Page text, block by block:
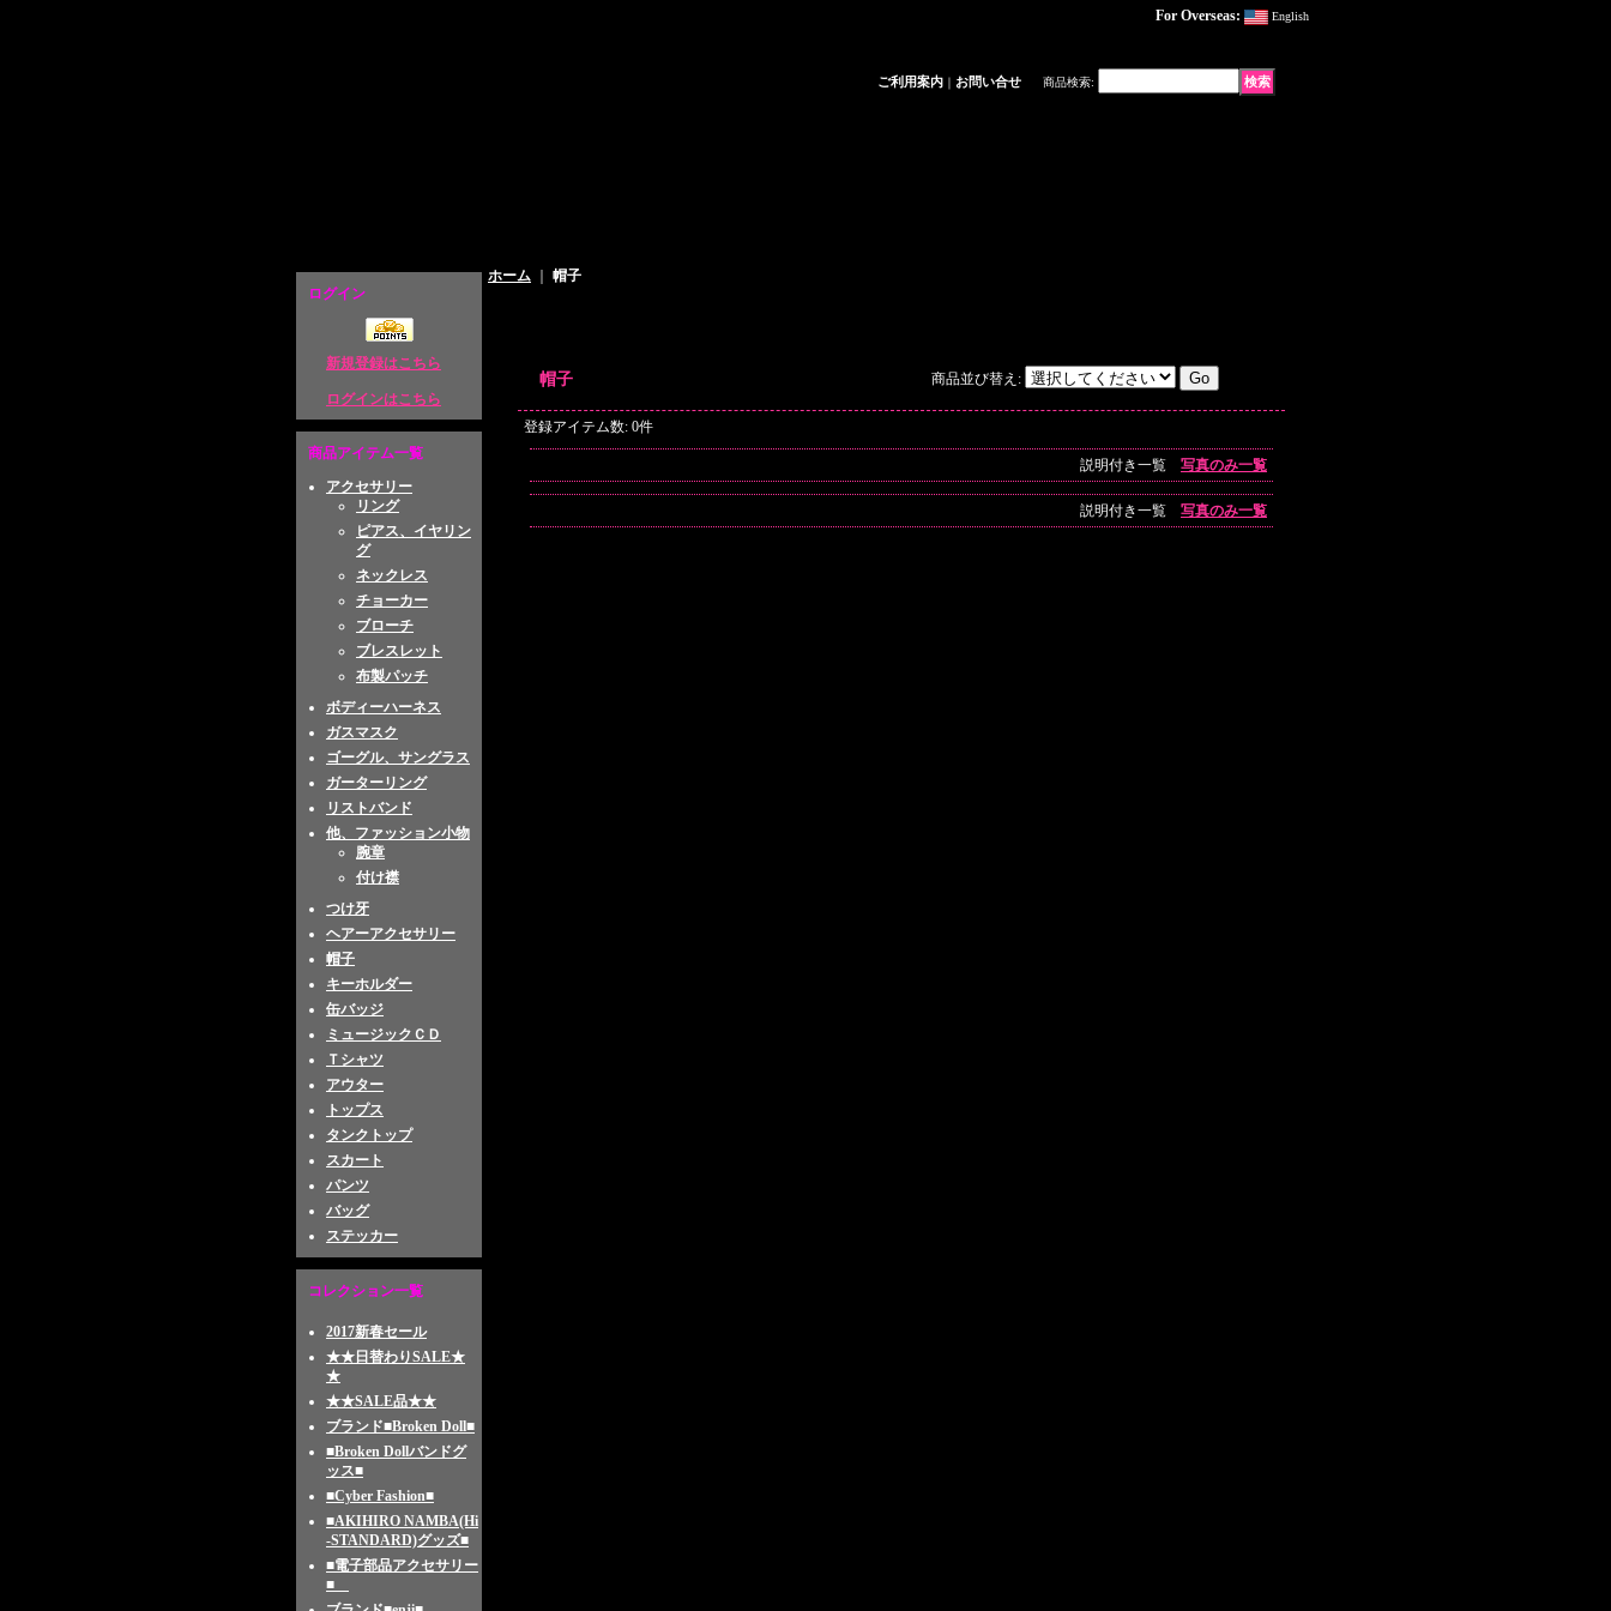
For Overseas: English
ご利用案内 ｜ お問い合せ 商品検索:
ログイン
新規登録はこちら
ログインはこちら
商品アイテム一覧
アクセサリー
リング
ピアス、イヤリン
グ
ネックレス
チョーカー
ブローチ
ブレスレット
布製パッチ
ボディーハーネス
ガスマスク
ゴーグル、サングラス
ガーターリング
リストバンド
他、ファッション小物
腕章
付け襟
つけ牙
ヘアーアクセサリー
帽子
キーホルダー
缶バッジ
ミュージックＣＤ
Ｔシャツ
アウター
トップス
タンクトップ
スカート
パンツ
バッグ
ステッカー
コレクション一覧
2017新春セール
★★日替わりSALE★
★
★★SALE品★★
ブランド■Broken Doll■
■Broken Dollバンドグ
ッス■
■Cyber Fashion■
■AKIHIRO NAMBA(Hi
-STANDARD)グッズ■
■電子部品アクセサリー
■
ホーム 帽子
帽子 商品並び替え :
登録アイテム数: 0件
説明付き一覧 写真のみ一覧
説明付き一覧 写真のみ一覧